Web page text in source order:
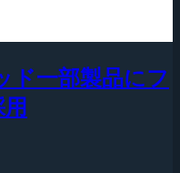
ド一部製品にフ